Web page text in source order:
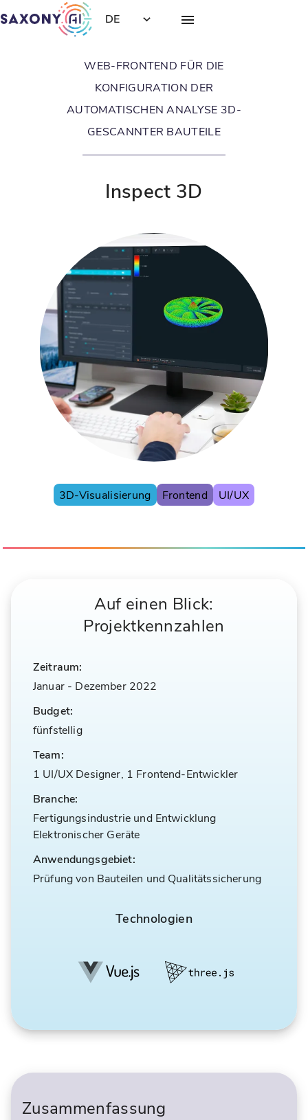
DE
Inspect 3D
WEB-FRONTEND FÜR DIE
KONFIGURATION DER
AUTOMATISCHEN ANALYSE 3D-
GESCANNTER BAUTEILE
3D-Visualisierung Frontend UI/UX
Auf einen Blick:
Projektkennzahlen
Zeitraum:
Januar- Dezember 2022
Budget:
fünfstellig
Team:
1 UI/UX Designer, 1 Frontend-Entwickler
Branche:
Fertigungsindustrie und Entwicklung
Elektronischer Geräte
Anwendungsgebiet:
Prüfung von Bauteilen und Qualitätssicherung
Technologien
Zusammenfassung